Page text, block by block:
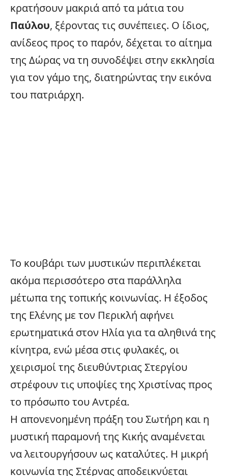
κρατήσουν μακριά από τα μάτια του
Παύλου, ξέροντας τις συνέπειες. Ο ίδιος,
ανίδεος προς το παρόν, δέχεται το αίτημα
της Δώρας να τη συνοδέψει στην εκκλησία
για τον γάμο της, διατηρώντας την εικόνα
του πατριάρχη.
Το κουβάρι των μυστικών περιπλέκεται
ακόμα περισσότερο στα παράλληλα
μέτωπα της τοπικής κοινωνίας. Η έξοδος
της Ελένης με τον Περικλή αφήνει
ερωτηματικά στον Ηλία για τα αληθινά της
κίνητρα, ενώ μέσα στις φυλακές, οι
χειρισμοί της διευθύντριας Στεργίου
στρέφουν τις υποψίες της Χριστίνας προς
το πρόσωπο του Αντρέα.
Η απονενοημένη πράξη του Σωτήρη και η
μυστική παραμονή της Κικής αναμένεται
να λειτουργήσουν ως καταλύτες. Η μικρή
κοινωνία της Στέρνας αποδεικνύεται